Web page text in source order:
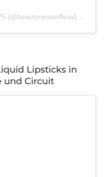
(@beautynewsofficial)
Lipsticks in
und Circuit